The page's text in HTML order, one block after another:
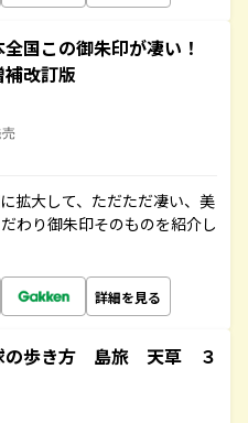
国この御朱印が凄い！
改訂版
拡大して、ただただ凄い、美
わり御朱印そのものを紹介し
詳細を見る
の歩き方 島旅 天草 ３